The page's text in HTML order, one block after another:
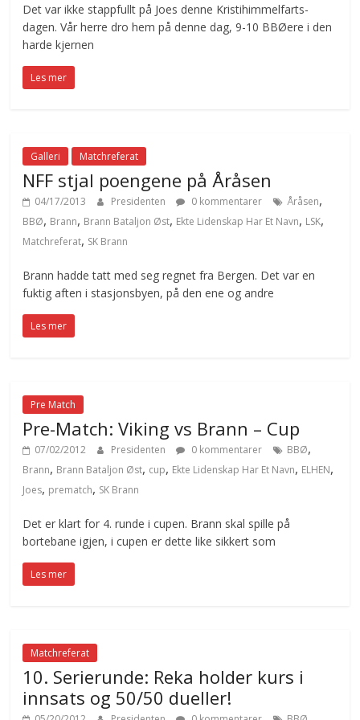
Det var ikke stappfullt på Joes denne Kristihimmelfarts-
dagen. Vår herre dro hem på denne dag, 9-10 BBØere i den
harde kjernen
Les mer
Galleri Matchreferat
NFF stjal poengene på Åråsen
04/17/2013 Presidenten 0 kommentarer Åråsen,
BBØ, Brann, Brann Bataljon Øst, Ekte Lidenskap Har Et Navn, LSK,
Matchreferat, SK Brann
Brann hadde tatt med seg regnet fra Bergen. Det var en
fuktig aften i stasjonsbyen, på den ene og andre
Les mer
Pre Match
Pre-Match: Viking vs Brann – Cup
07/02/2012 Presidenten 0 kommentarer BBØ,
Brann, Brann Bataljon Øst, cup, Ekte Lidenskap Har Et Navn, ELHEN,
Joes, prematch, SK Brann
Det er klart for 4. runde i cupen. Brann skal spille på
bortebane igjen, i cupen er dette like sikkert som
Les mer
Matchreferat
10. Serierunde: Reka holder kurs i
innsats og 50/50 dueller!